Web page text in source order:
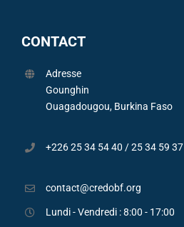
CONTACT
Adresse
Gounghin
Ouagadougou, Burkina Faso
+226 25 34 54 40 / 25 34 59 37
contact@credobf.org
Lundi - Vendredi : 8:00 - 17:00